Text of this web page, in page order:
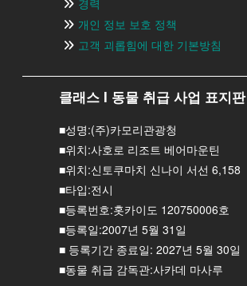
경력
개인 정보 보호 정책
고객 괴롭힘에 대한 기본방침
클래스 I 동물 취급 사업 표지판
■성명:(주)카모리관광청
■위치:사호로 리조트 베어마운틴
■위치:신토쿠마치 신나이 서선 6,158
■타입:전시
■등록번호:홋카이도 120750006호
■등록일:2007년 5월 31일
■ 등록기간 종료일: 2027년 5월 30일
■동물 취급 감독관:사카데 마사루